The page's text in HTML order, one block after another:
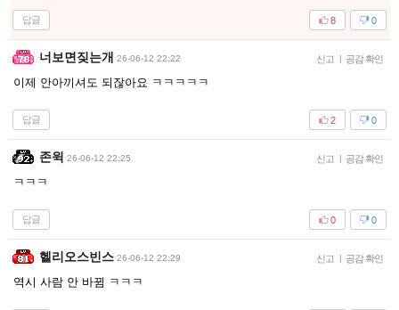
답글 0
8
너보면짖는개 26-06-12 22:22 신고 | 공감 확인
이제 안아끼셔도 되잖아요 ㅋㅋㅋㅋㅋ
답글 0
2
존윅 26-06-12 22:25 신고 | 공감 확인
ㅋㅋㅋ
답글 0
0
헬리오스빈스 26-06-12 22:29 신고 | 공감 확인
역시 사람 안 바뀜 ㅋㅋㅋ